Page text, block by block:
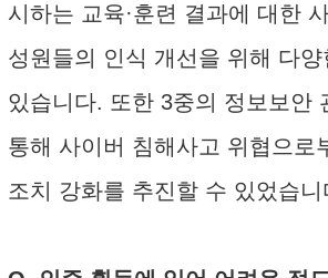
시하는 교육·훈련 결과에 대한
성원들의 인식 개선을 위해 다양
있습니다. 또한 3중의 정보보안
통해 사이버 침해사고 위협으로
조치 강화를 추진할 수 있었습니